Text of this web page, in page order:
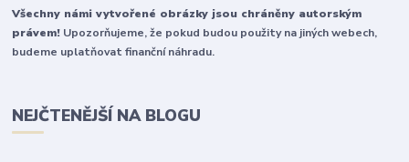
Všechny námi vytvořené obrázky jsou chráněny autorským
právem! Upozorňujeme, že pokud budou použity na jiných webech,
budeme uplatňovat finanční náhradu.
NEJČTENĚJŠÍ NA BLOGU